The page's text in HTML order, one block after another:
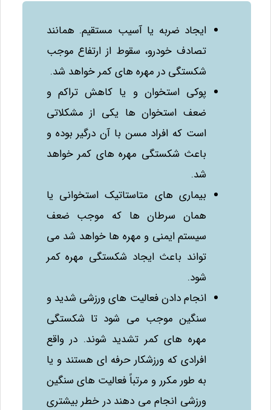
ایجاد ضربه یا آسیب مستقیم. همانند
تصادف خودرو، سقوط از ارتفاع موجب
شکستگی در مهره‌ های کمر خواهد شد.
پوکی استخوان و یا کاهش تراکم و
ضعف استخوان‌ ها یکی از مشکلاتی
است که افراد مسن با آن درگیر بوده و
باعث شکستگی مهره‌ های کمر خواهد
شد.
بیماری‌ های متاستاتیک استخوانی یا
همان سرطان‌ ها که موجب ضعف
سیستم ایمنی و مهره‌ ها خواهد شد می‌
تواند باعث ایجاد شکستگی مهره کمر
شود.
انجام دادن فعالیت‌ های ورزشی شدید و
سنگین موجب می‌ شود تا شکستگی
مهره‌ های کمر تشدید شوند. در واقع
افرادی که ورزشکار حرفه‌ ای هستند و یا
به طور مکرر و مرتباً فعالیت‌ های سنگین
ورزشی انجام می‌ دهند در خطر بیشتری